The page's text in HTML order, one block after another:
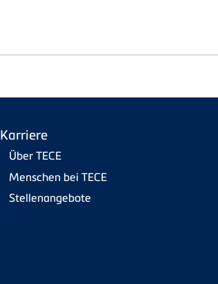
Karriere
Über TECE
Menschen bei TECE
Stellenangebote